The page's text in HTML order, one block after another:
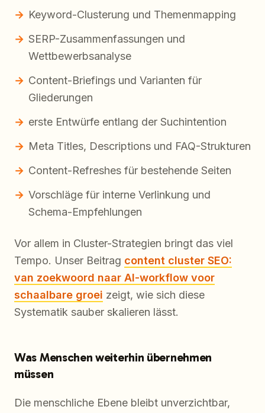
Keyword-Clusterung und Themenmapping
SERP-Zusammenfassungen und
Wettbewerbsanalyse
Content-Briefings und Varianten für
Gliederungen
erste Entwürfe entlang der Suchintention
Meta Titles, Descriptions und FAQ-Strukturen
Content-Refreshes für bestehende Seiten
Vorschläge für interne Verlinkung und
Schema-Empfehlungen
Vor allem in Cluster-Strategien bringt das viel
Tempo. Unser Beitrag content cluster SEO:
van zoekwoord naar AI-workflow voor
schaalbare groei zeigt, wie sich diese
Systematik sauber skalieren lässt.
Was Menschen weiterhin übernehmen
müssen
Die menschliche Ebene bleibt unverzichtbar,